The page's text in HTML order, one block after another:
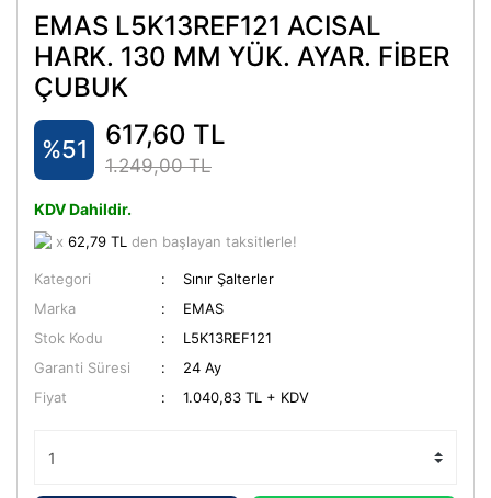
EMAS L5K13REF121 ACISAL
HARK. 130 MM YÜK. AYAR. FİBER
ÇUBUK
%51 617,60 TL
1.249,00 TL
KDV Dahildir.
x 62,79 TL den başlayan taksitlerle!
Kategori
Sınır Şalterler
Marka
EMAS
Stok Kodu
L5K13REF121
Garanti Süresi
24 Ay
Fiyat
1.040,83 TL + KDV